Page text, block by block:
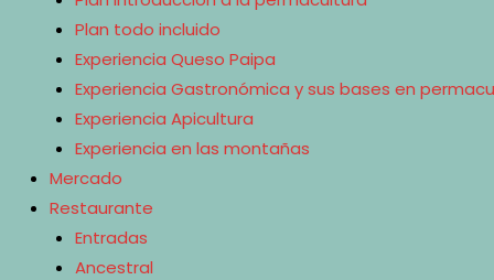
Plan todo incluido
Experiencia Queso Paipa
Experiencia Gastronómica y sus bases en
Experiencia Apicultura
Experiencia en las montañas
Mercado
Restaurante
Entradas
Ancestral